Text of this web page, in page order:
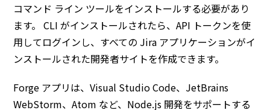
コマンド ライン ツールをインストールする必要があり
ます。 CLI がインストールされたら、API トークンを使
用してログインし、すべての Jira アプリケーションがイ
ンストールされた開発者サイトを作成できます。
Forge アプリは、Visual Studio Code、JetBrains
WebStorm、Atom など、Node.js 開発をサポートする